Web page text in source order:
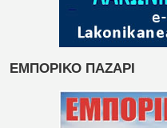
ΕΜΠΟΡΙΚΟ ΠΑΖΑΡΙ